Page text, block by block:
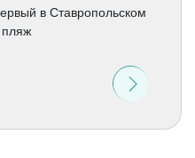
в Ставропольском